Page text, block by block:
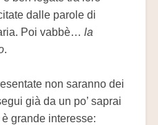
dalle parole di
Poi vabbè… la
.
non saranno dei
già da un po’ saprai
grande interesse: